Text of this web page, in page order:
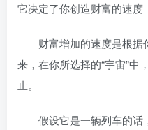
它决定了你创造财富的速度
财富增加的速度是根据
来，在你所选择的“宇宙”中
止。
假设它是一辆列车的话